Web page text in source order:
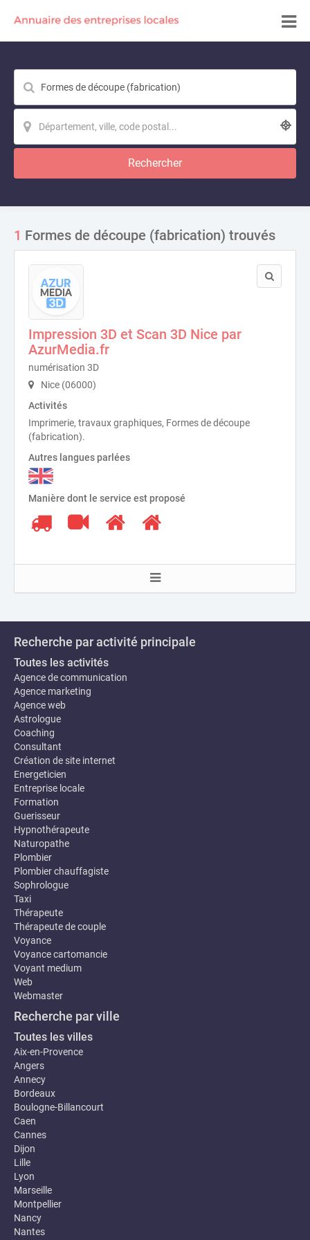
Rechercher
1 Formes de découpe (fabrication) trouvés
Impression 3D et Scan 3D Nice par
AzurMedia.fr
numérisation 3D
Nice (06000)
Activités
Imprimerie, travaux graphiques, Formes de découpe
(fabrication).
Autres langues parlées
Manière dont le service est proposé
Recherche par activité principale
Toutes les activités
Agence de communication
Agence marketing
Agence web
Astrologue
Coaching
Consultant
Création de site internet
Energeticien
Entreprise locale
Formation
Guerisseur
Hypnothérapeute
Naturopathe
Plombier
Plombier chauffagiste
Sophrologue
Taxi
Thérapeute
Thérapeute de couple
Voyance
Voyance cartomancie
Voyant medium
Web
Webmaster
Recherche par ville
Toutes les villes
Aix-en-Provence
Angers
Annecy
Bordeaux
Boulogne-Billancourt
Caen
Cannes
Dijon
Lille
Lyon
Marseille
Montpellier
Nancy
Nantes